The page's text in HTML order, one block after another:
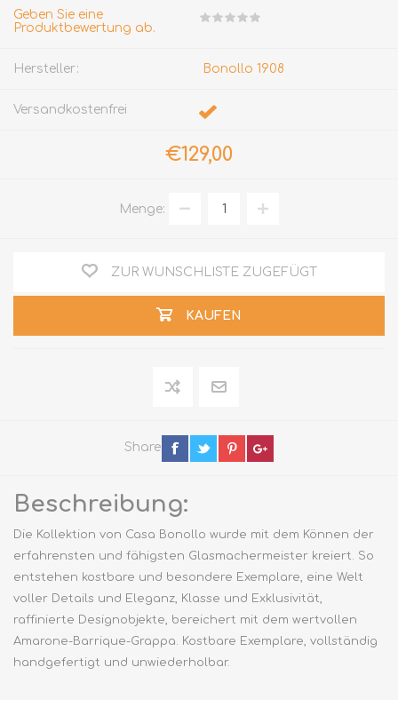
Geben Sie eine
Produktbewertung ab.
Hersteller: Bonollo 1908
Versandkostenfrei
€129,00
Menge:
ZUR WUNSCHLISTE ZUGEFÜGT
KAUFEN
Share
Beschreibung:
Die Kollektion von Casa Bonollo wurde mit dem Können der
erfahrensten und fähigsten Glasmachermeister kreiert. So
entstehen kostbare und besondere Exemplare, eine Welt
voller Details und Eleganz, Klasse und Exklusivität,
raffinierte Designobjekte, bereichert mit dem wertvollen
Amarone-Barrique-Grappa. Kostbare Exemplare, vollständig
handgefertigt und unwiederholbar.